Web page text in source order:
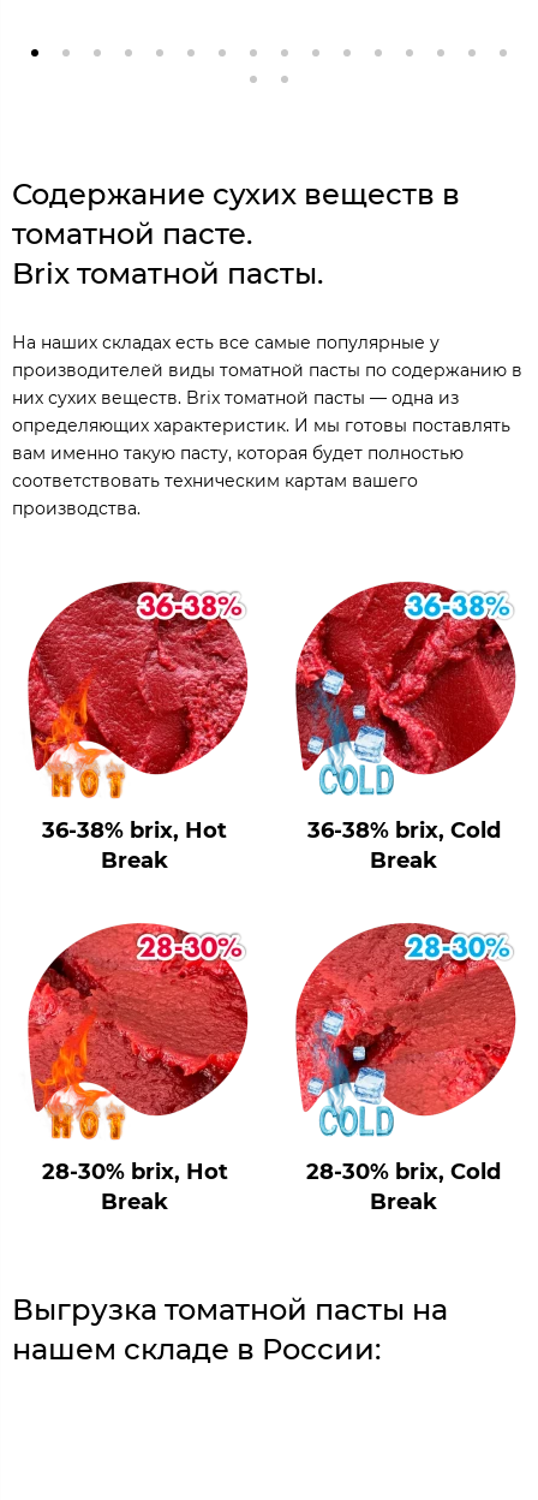
Содержание сухих веществ в
томатной пасте.
Brix томатной пасты.
На наших складах есть все самые популярные у
производителей виды томатной пасты по содержанию в
них сухих веществ. Brix томатной пасты — одна из
определяющих характеристик. И мы готовы поставлять
вам именно такую пасту, которая будет полностью
соответствовать техническим картам вашего
производства.
36-38% brix, Hot
Break
36-38% brix, Cold
Break
28-30% brix, Hot
Break
28-30% brix, Cold
Break
Выгрузка томатной пасты на
нашем складе в России: